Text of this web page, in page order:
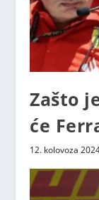
Zašto
će
12. kolovoza